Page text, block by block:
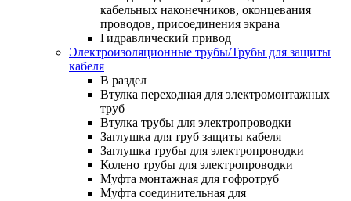
кабельных наконечников, оконцевания
проводов, присоединения экрана
Гидравлический привод
Электроизоляционные трубы/Трубы для защиты
кабеля
В раздел
Втулка переходная для электромонтажных
труб
Втулка трубы для электропроводки
Заглушка для труб защиты кабеля
Заглушка трубы для электропроводки
Колено трубы для электропроводки
Муфта монтажная для гофротруб
Муфта соединительная для